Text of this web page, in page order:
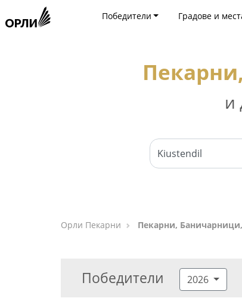
Победители Градове и
и
Орли Пекарни Пекарни,
Победители 2026